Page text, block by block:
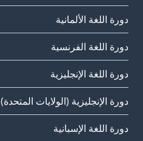
دورة اللغة الألمانية
دورة اللغة الفرنسية
دورة اللغة الإنجليزية
دورة الإنجليزية (الولايات المتحدة)
دورة اللغة الإسبانية